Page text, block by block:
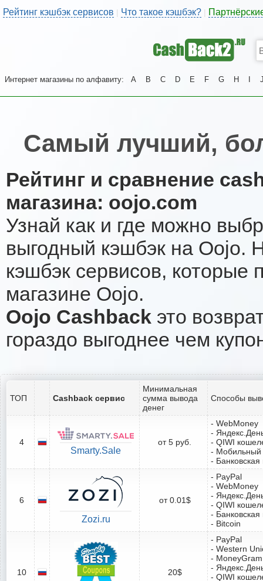
Рейтинг кэшбэк сервисов | Что такое кэшбэк?
Интернет магазины по алфавиту: A B C D E F G H
Самый лучший,
Рейтинг и сравнение
магазина: oojo.com
Узнай как и где можно
выгодный кэшбэк на Oojo.
кэшбэк сервисов, которые
магазине Oojo.
Oojo Cashback это
гораздо выгоднее чем
ТОП Cashback сервис
Минимальная
сумма вывода
денег
Способы
4
Smarty.Sale
от 5 руб.
- WebMoney
-
- QIWI
- Мобильный
-
6
Zozi.ru
от 0.01$
- PayPal
- WebMoney
-
- QIWI
-
- Bitcoin
10 20$
- PayPal
- Western
- MoneyGram
-
- QIWI